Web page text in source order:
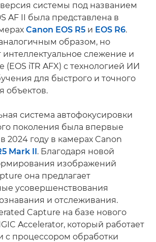
системы под названием
AF II была представлена в
Canon EOS R5 и EOS R6.
образом, но
слежение и
(EOS iTR AFX) с технологией ИИ
для быстрого и точного
объектов.
система автофокусировки
поколения была впервые
2024 году в камерах Canon
Mark II. Благодаря новой
изображений
она предлагает
усовершенствования
и отслеживания.
Capture на базе нового
Accelerator, который работает
с процессором обработки